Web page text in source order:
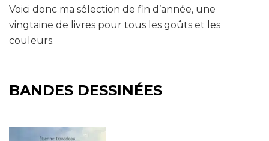
Voici donc ma sélection de fin d’année, une
vingtaine de livres pour tous les goûts et les
couleurs.
BANDES DESSINÉES